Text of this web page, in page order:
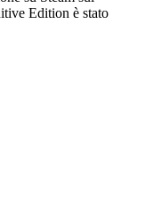
Edition è stato